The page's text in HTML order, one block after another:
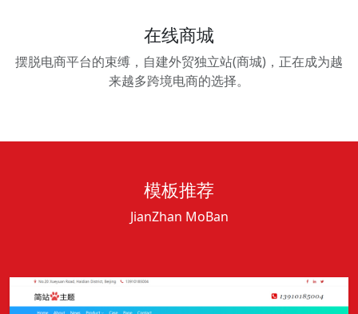
在线商城
摆脱电商平台的束缚，自建外贸独立站(商城)，正在成为越
来越多跨境电商的选择。
模板推荐
JianZhan MoBan